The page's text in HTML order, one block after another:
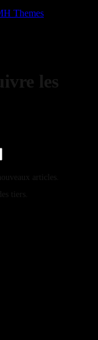
Themes
les
articles.
tiers.